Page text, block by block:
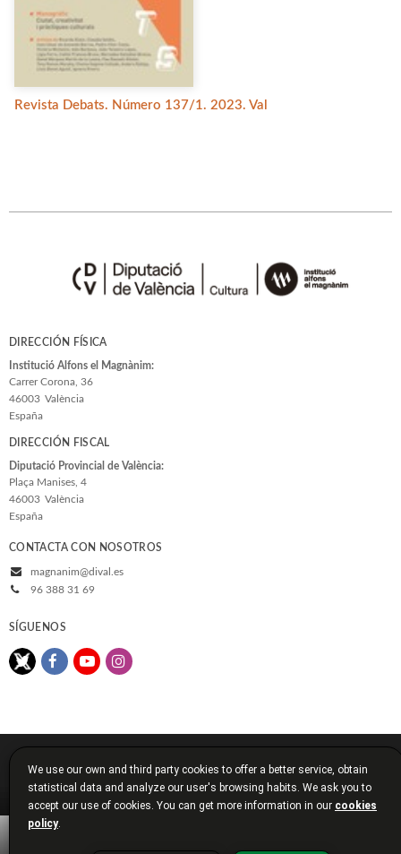
Revista Debats. Número 137/1. 2023. Val
DIRECCIÓN FÍSICA
Institució Alfons el Magnànim:
Carrer Corona, 36
46003 València
España
DIRECCIÓN FISCAL
Diputació Provincial de València:
Plaça Manises, 4
46003 València
España
CONTACTA CON NOSOTROS
magnanim@dival.es
96 388 31 69
SÍGUENOS
Aviso legal Política de cookies
Política de privacidad
Condiciones de compra
Diputación de Valencia
We use our own and third party cookies to offer a better service, obtain
statistical data and analyze our user's browsing habits. We ask you to
accept our use of cookies. You can get more information in our cookies
policy.